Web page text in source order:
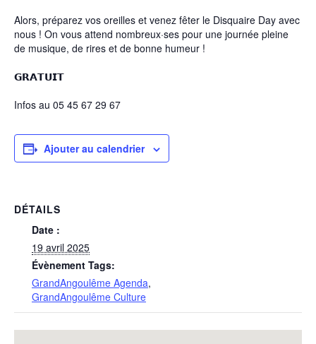
Alors, préparez vos oreilles et venez fêter le Disquaire Day avec
nous ! On vous attend nombreux·ses pour une journée pleine
de musique, de rires et de bonne humeur !
𝗚𝗥𝗔𝗧𝗨𝗜𝗧
Infos au 05 45 67 29 67
Ajouter au calendrier
DÉTAILS
Date :
19 avril 2025
Évènement Tags:
GrandAngoulême Agenda,
GrandAngoulême Culture